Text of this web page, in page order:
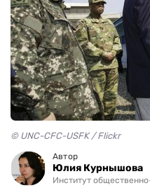
© UNC-CFC-USFK / Flickr
Автор
Юлия Курнышова
Институт